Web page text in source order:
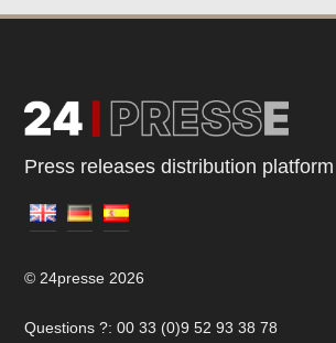
Press releases distribution platform
© 24presse 2026
Questions ?: 00 33 (0)9 52 93 38 78